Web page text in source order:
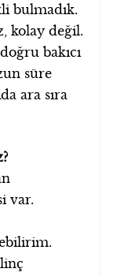
bulmadık.
kolay değil.
bakıcı
süre
ara sıra
var.